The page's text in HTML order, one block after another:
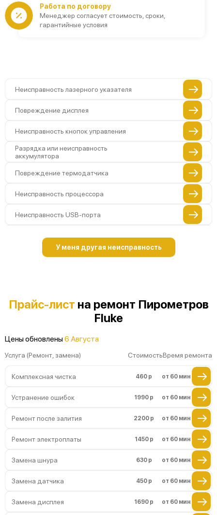
Работа по договору
Менеджер согласует стоимость, сроки,
гарантийные условия
Неисправность лазерного указателя
Повреждение дисплея
Неисправность кнопок управления
Разрядка или неисправность
аккумулятора
Повреждение термодатчика
Неисправность процессора
Неисправность USB-порта
Неисправность памяти устройства
Неисправность инфракрасного датчика
Неисправность системы охлаждения
У меня другая неисправность
Прайс-лист на ремонт Пирометров
Fluke
Цены обновлены6 Августа
Услуга (Ремонт, замена) СтоимостьВремя ремонта
Комплексная чистка 460 р от 60 мин
Устранение ошибок 1990 р от 60 мин
Ремонт после залития 2200 р от 60 мин
Ремонт электроплаты 1450 р от 60 мин
Замена шнура 630 р от 60 мин
Замена датчика 450 р от 60 мин
Замена дисплея 1690 р от 60 мин